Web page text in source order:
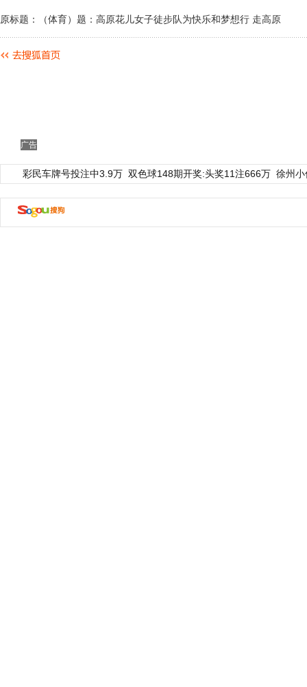
原标题：（体育）题：高原花儿女子徒步队为快乐和梦想行 走高原
广告
彩民车牌号投注中3.9万 双色球148期开奖:头奖11注666万 徐州